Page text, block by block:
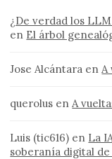
¿De verdad los
en El árbol
Jose Alcántara enA
querolus enA
Luis (tic616) en La
soberanía digital